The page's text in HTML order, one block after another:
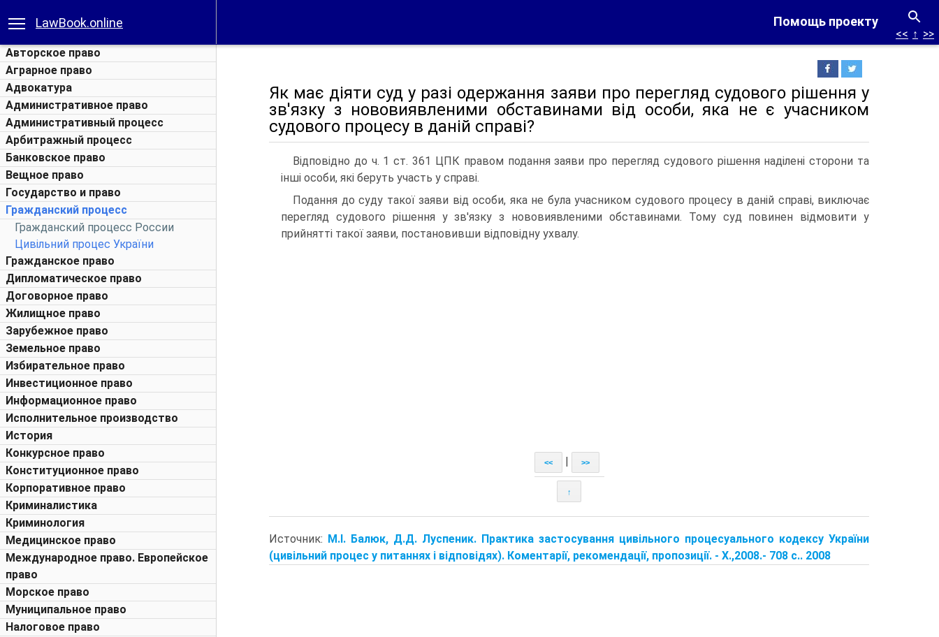
Помощь проекту
LawBook.online
Авторское право
Аграрное право
Адвокатура
Административное право
Административный процесс
Арбитражный процесс
Банковское право
Вещное право
Государство и право
Гражданский процесс
Гражданский процесс России
Цивільний процес України
Гражданское право
Дипломатическое право
Договорное право
Жилищное право
Зарубежное право
Земельное право
Избирательное право
Инвестиционное право
Информационное право
Исполнительное производство
История
Конкурсное право
Конституционное право
Корпоративное право
Криминалистика
Криминология
Медицинское право
Международное право. Европейское
право
Морское право
Муниципальное право
Налоговое право
<< ↑ >>
Як має діяти суд у разі одержання заяви про перегляд судового рішення у
зв'язку з нововиявленими обставинами від особи, яка не є учасником
судового процесу в даній справі?
Відповідно до ч. 1 ст. 361 ЦПК правом подання заяви про перегляд судового рішення наділені сторони та
інші особи, які беруть участь у справі.
Подання до суду такої заяви від особи, яка не була учасником судового процесу в даній справі, виключає
перегляд судового рішення у зв'язку з нововиявленими обставинами. Тому суд повинен відмовити у
прийнятті такої заяви, постановивши відповідну ухвалу.
<< >>
↑
Источник: М.І. Балюк, Д.Д. Луспеник. Практика застосування цивільного процесуального кодексу України
(цивільний процес у питаннях і відповідях). Коментарії, рекомендації, пропозиції. - X.,2008.- 708 с.. 2008